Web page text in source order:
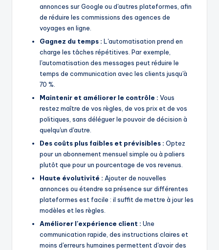
annonces sur Google ou d'autres plateformes, afin
de réduire les commissions des agences de
voyages en ligne.
Gagnez du temps : L'automatisation prend en
charge les tâches répétitives. Par exemple,
l'automatisation des messages peut réduire le
temps de communication avec les clients jusqu'à
70 %.
Maintenir et améliorer le contrôle : Vous
restez maître de vos règles, de vos prix et de vos
politiques, sans déléguer le pouvoir de décision à
quelqu'un d'autre.
Des coûts plus faibles et prévisibles : Optez
pour un abonnement mensuel simple ou à paliers
plutôt que pour un pourcentage de vos revenus.
Haute évolutivité : Ajouter de nouvelles
annonces ou étendre sa présence sur différentes
plateformes est facile : il suffit de mettre à jour les
modèles et les règles.
Améliorer l'expérience client : Une
communication rapide, des instructions claires et
moins d'erreurs humaines permettent d'avoir des